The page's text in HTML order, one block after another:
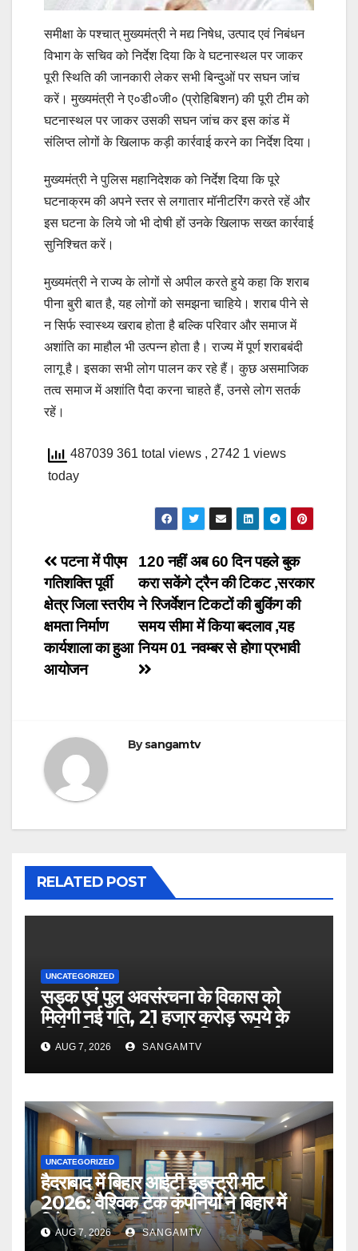
समीक्षा के पश्चात् मुख्यमंत्री ने मद्य निषेध, उत्पाद एवं निबंधन
विभाग के सचिव को निर्देश दिया कि वे घटनास्थल पर जाकर
पूरी स्थिति की जानकारी लेकर सभी बिन्दुओं पर सघन जांच
करें। मुख्यमंत्री ने ए०डी०जी० (प्रोहिबिशन) की पूरी टीम को
घटनास्थल पर जाकर उसकी सघन जांच कर इस कांड में
संलिप्त लोगों के खिलाफ कड़ी कार्रवाई करने का निर्देश दिया।
मुख्यमंत्री ने पुलिस महानिदेशक को निर्देश दिया कि पूरे
घटनाक्रम की अपने स्तर से लगातार मॉनीटरिंग करते रहें और
इस घटना के लिये जो भी दोषी हों उनके खिलाफ सख्त कार्रवाई
सुनिश्चित करें।
मुख्यमंत्री ने राज्य के लोगों से अपील करते हुये कहा कि शराब
पीना बुरी बात है, यह लोगों को समझना चाहिये। शराब पीने से
न सिर्फ स्वास्थ्य खराब होता है बल्कि परिवार और समाज में
अशांति का माहौल भी उत्पन्न होता है। राज्य में पूर्ण शराबबंदी
लागू है। इसका सभी लोग पालन कर रहे हैं। कुछ असमाजिक
तत्व समाज में अशांति पैदा करना चाहते हैं, उनसे लोग सतर्क
रहें।
487039 361 total views , 2742 1 views
today
Post
navigation
120 नहीं अब 60 दिन पहले बुक
करा सकेंगे ट्रैन की टिकट ,सरकार
ने रिजर्वेशन टिकटों की बुकिंग की
समय सीमा में किया बदलाव ,यह
नियम 01 नवम्बर से होगा प्रभावी
पटना में पीएम
गतिशक्ति पूर्वी
क्षेत्र जिला स्तरीय
क्षमता निर्माण
कार्यशाला का हुआ
आयोजन
Bysangamtv
RELATED POST
UNCATEGORIZED
सड़क एवं पुल अवसंरचना के विकास को
मिलेगी नई गति, 21 हजार करोड़ रूपये के
दीर्घकालिक वित्त पोषण के लिए पथ निर्माण
विभाग और नाबार्ड के बीच समझौता :
मुख्यमंत्री
AUG 7, 2026 SANGAMTV
UNCATEGORIZED
हैदराबाद में बिहार आईटी इंडस्ट्री मीट
2026: वैश्विक टेक कंपनियों ने बिहार में
निवेश को लेकर दिखाई गहरी रुचि
AUG 7, 2026 SANGAMTV